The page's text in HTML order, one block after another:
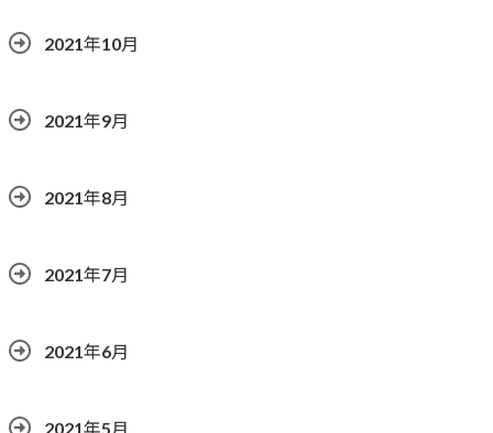
2021年10月
2021年9月
2021年8月
2021年7月
2021年6月
2021年5月